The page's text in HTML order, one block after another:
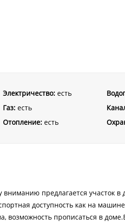
Электричество: есть
Газ: есть
Отопление: есть
предлагается участок
доступность как на
возможность прописаться в